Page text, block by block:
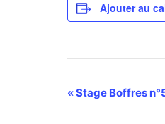
Ajouter au
«Stage Boffres